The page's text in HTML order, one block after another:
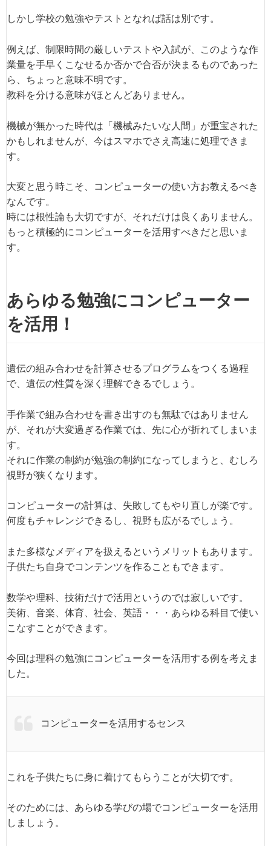
しかし学校の勉強やテストとなれば話は別です。
例えば、制限時間の厳しいテストや入試が、このような作
業量を手早くこなせるか否かで合否が決まるものであった
ら、ちょっと意味不明です。
教科を分ける意味がほとんどありません。
機械が無かった時代は「機械みたいな人間」が重宝された
かもしれませんが、今はスマホでさえ高速に処理できま
す。
大変と思う時こそ、コンピューターの使い方お教えるべき
なんです。
時には根性論も大切ですが、それだけは良くありません。
もっと積極的にコンピューターを活用すべきだと思いま
す。
あらゆる勉強にコンピューター
を活用！
遺伝の組み合わせを計算させるプログラムをつくる過程
で、遺伝の性質を深く理解できるでしょう。
手作業で組み合わせを書き出すのも無駄ではありません
が、それが大変過ぎる作業では、先に心が折れてしまいま
す。
それに作業の制約が勉強の制約になってしまうと、むしろ
視野が狭くなります。
コンピューターの計算は、失敗してもやり直しが楽です。
何度もチャレンジできるし、視野も広がるでしょう。
また多様なメディアを扱えるというメリットもあります。
子供たち自身でコンテンツを作ることもできます。
数学や理科、技術だけで活用というのでは寂しいです。
美術、音楽、体育、社会、英語・・・あらゆる科目で使い
こなすことができます。
今回は理科の勉強にコンピューターを活用する例を考えま
した。
コンピューターを活用するセンス
これを子供たちに身に着けてもらうことが大切です。
そのためには、あらゆる学びの場でコンピューターを活用
しましょう。